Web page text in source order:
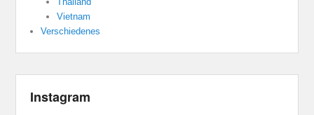
Vietnam
Verschiedenes
Instagram